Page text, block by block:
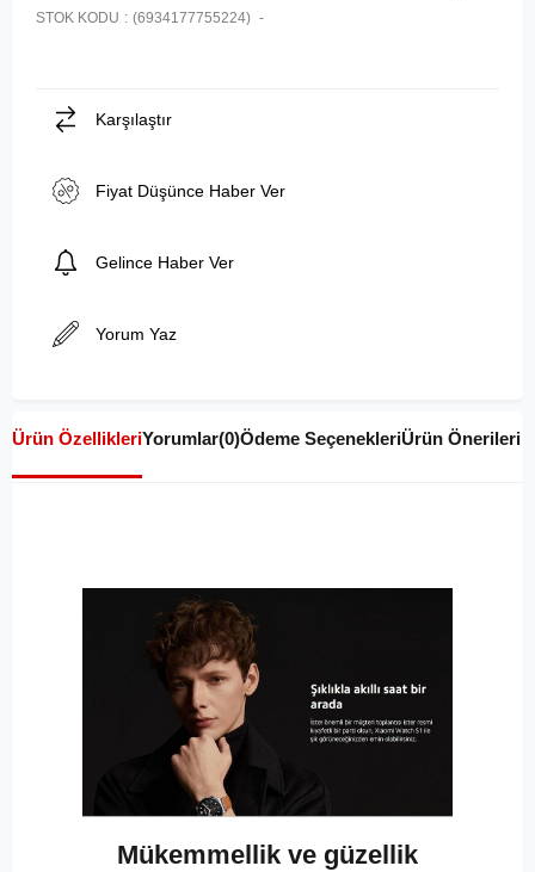
STOK KODU (6934177755224)
Karşılaştır
Fiyat Düşünce Haber Ver
Gelince Haber Ver
Yorum Yaz
Ürün ÖzellikleriYorumlar(0)Ödeme SeçenekleriÜrün Önerileri
Mükemmellik ve güzellik